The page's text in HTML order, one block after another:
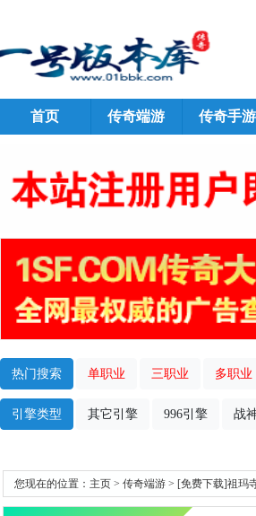
首页 传奇端游 传奇手游
热门搜索 单职业 三职业 多职业
引擎类型 其它引擎 996引擎 战
您现在的位置： 主页 > 传奇端游 > [免费下载]祖玛